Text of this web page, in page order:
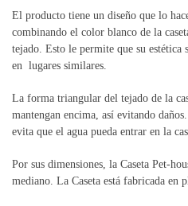
El producto tiene un diseño que lo
combinando el color blanco de la
tejado. Esto le permite que su estética
en lugares similares.
La forma triangular del tejado de la
mantengan encima, así evitando
evita que el agua pueda entrar en la
Por sus dimensiones, la Caseta Pet-
mediano. La Caseta está fabricada en